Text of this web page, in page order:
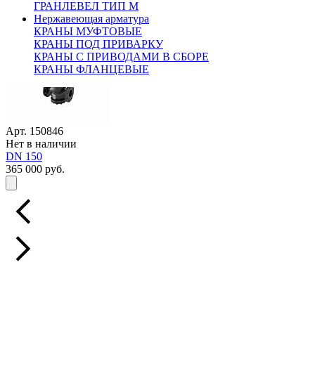
ГРАНЛЕВЕЛ ТИП М
Нержавеющая арматура
КРАНЫ МУФТОВЫЕ
КРАНЫ ПОД ПРИВАРКУ
КРАНЫ С ПРИВОДАМИ В СБОРЕ
КРАНЫ ФЛАНЦЕВЫЕ
400 000 руб.
Арт. 150846
Нет в наличии
DN 150
365 000 руб.